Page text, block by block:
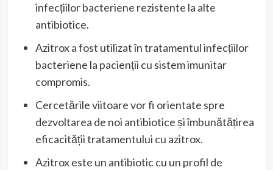
infecțiilor bacteriene rezistente la alte
antibiotice.
Azitrox a fost utilizat în tratamentul infecțiilor
bacteriene la pacienții cu sistem imunitar
compromis.
Cercetările viitoare vor fi orientate spre
dezvoltarea de noi antibiotice și îmbunătățirea
eficacității tratamentului cu azitrox.
Azitrox este un antibiotic cu un profil de